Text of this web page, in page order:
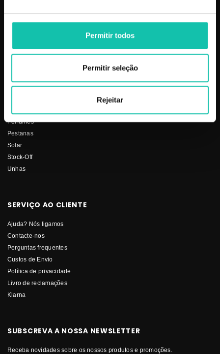
Permitir todos
Permitir seleção
Rejeitar
Barbearia
Estética
Perfumes
Pestanas
Solar
Stock-Off
Unhas
Sobre nós
Termos e condições
Fornecedores
Social
SERVIÇO AO CLIENTE
Ajuda? Nós ligamos
Contacte-nos
Perguntas frequentes
Custos de Envio
Política de privacidade
Livro de reclamações
Klarna
SUBSCREVA A NOSSA NEWSLETTER
Receba novidades sobre os nossos produtos e promoções.